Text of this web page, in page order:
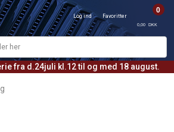
fra d.24juli kl.12 til og med 18 august.
Log ind Favoritter
0
0,00 DKK